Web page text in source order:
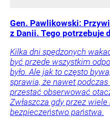
Gen. Pawlikowski:
z Danii. Tego potrzebuje
Kilka dni spędzonych
być przede wszystkim
było. Ale jak to często
sprawia, że nawet
przestać obserwować
Zwłaszcza gdy przez
bezpieczeństwo państwa.